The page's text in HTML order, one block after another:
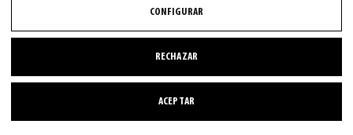
Copyright © 2026 Carlos Tundidor Diaus
CONFIGURAR
RECHAZAR
ACEPTAR